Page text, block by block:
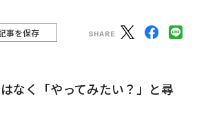
事を保存
はなく「やってみたい？」と尋